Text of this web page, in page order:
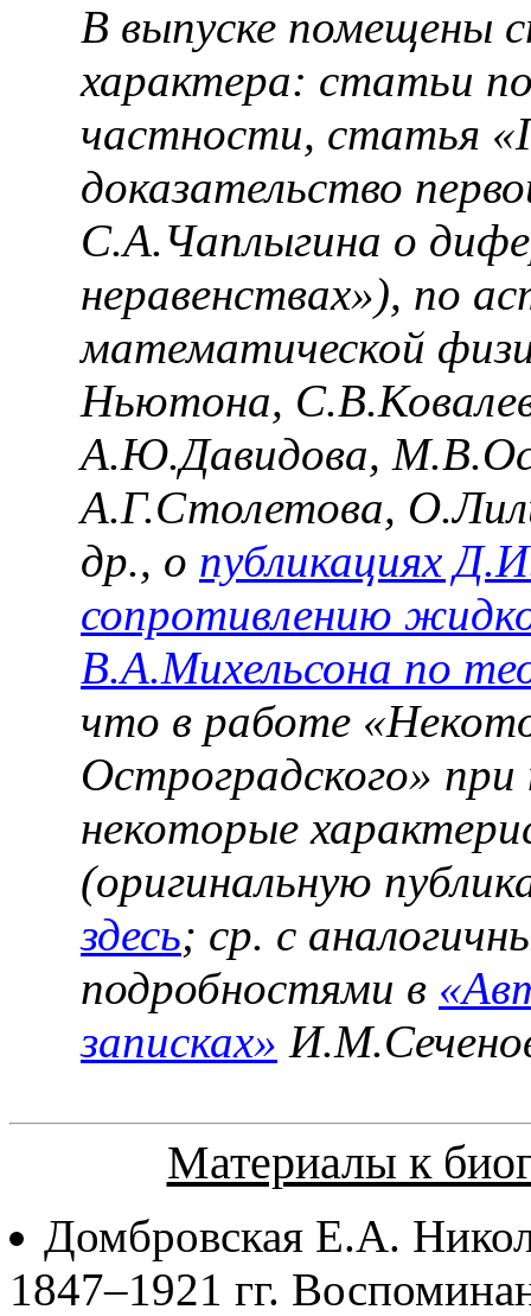
В выпуске помещены
характера: статьи
частности, статья
доказательство
С.А.Чаплыгина о
неравенствах»), по
математической
Ньютона,
А.Ю.Давидова,
А.Г.Столетова,
др., о публикациях
сопротивлению
В.А.Михельсона по
что в работе
Остроградского»
некоторые
(оригинальную
здесь; ср. с
подробностями в
записках»
Материалы к
Домбровская Е.А.
1847–1921 гг.